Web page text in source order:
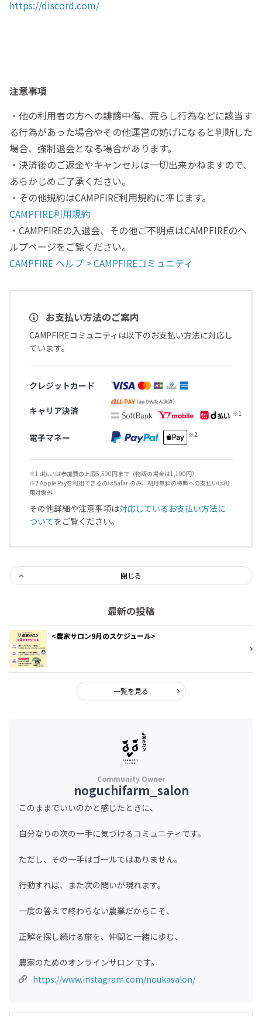
https://discord.com/
注意事項
・他の利用者の方への誹謗中傷、荒らし行為などに該当す
る行為があった場合やその他運営の妨げになると判断した
場合、強制退会となる場合があります。
・決済後のご返金やキャンセルは一切出来かねますので、
あらかじめご了承ください。
・その他規約はCAMPFIRE利用規約に準じます。
CAMPFIRE利用規約
・CAMPFIREの入退会、その他ご不明点はCAMPFIREのヘ
ルプページをご覧ください。
CAMPFIRE ヘルプ > CAMPFIREコミュニティ
お支払い方法のご案内
CAMPFIREコミュニティは以下のお支払い方法に対応し
ています。
クレジットカード
キャリア決済
電子マネー
※1 d払いは参加費の上限5,500円まで（物販の場合は1,100円）
※2 Apple Payを利用できるのはSafariのみ、初月無料の特典への支払いは利
用対象外
その他詳細や注意事項は対応しているお支払い方法に
ついてをご覧ください。
閉じる
最新の投稿
<農家サロン9月のスケジュール>
一覧を見る
noguchifarm_salon
このままでいいのかと感じたときに、
自分なりの次の一手に気づけるコミュニティです。
ただし、その一手はゴールではありません。
行動すれば、また次の問いが現れます。
一度の答えで終わらない農業だからこそ、
正解を探し続ける旅を、仲間と一緒に歩む、
農家のためのオンラインサロン です。
https://www.instagram.com/noukasalon/